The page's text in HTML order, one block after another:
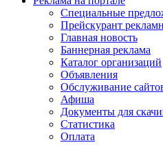
Специальные
Прейскурант
Главная новость
Баннерная реклама
Каталог организаций
Объявления
Обслуживание
Афиша
Документы для
Статистика
Оплата